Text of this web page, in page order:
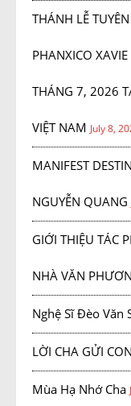
THÁNH LỄ
PHANXICO
THÁNG 7, 2026
VIỆT NAM July 8,
MANIFEST
NGUYỄN QUANG
GIỚI THIỆU TÁC
NHÀ VĂN
Nghệ Sĩ Đèo Văn
LỜI CHA GỬI CON
Mùa Hạ Nhớ Cha